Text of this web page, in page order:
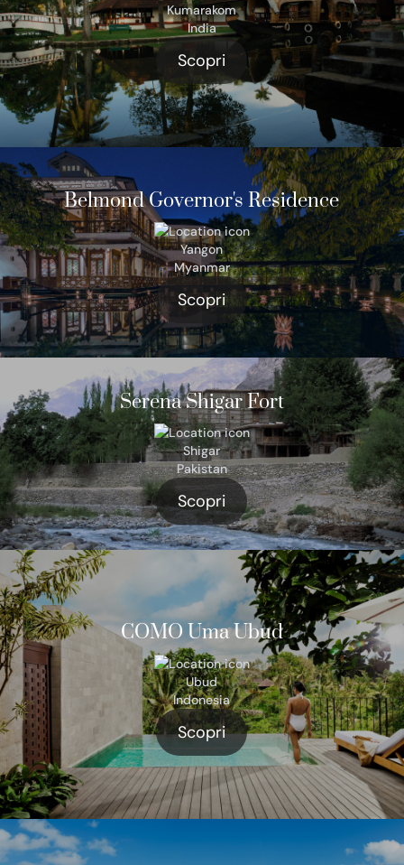
Kumarakom
India
Scopri
Belmond Governor's Residence
Yangon
Myanmar
Scopri
Serena Shigar Fort
Shigar
Pakistan
Scopri
COMO Uma Ubud
Ubud
Indonesia
Scopri